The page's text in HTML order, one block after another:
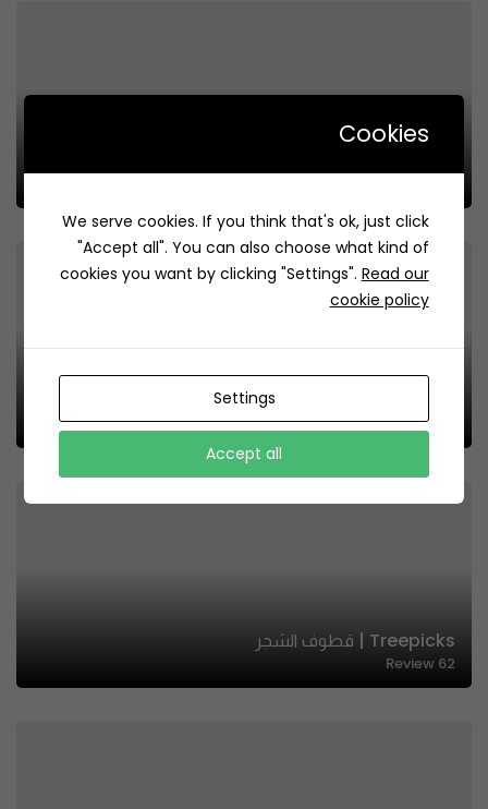
Review
Treepicks | قطوف الشجر
62
Review
Cookies
We serve cookies. If you think that's ok, just click
"Accept all". You can also choose what kind of
cookies you want by clicking "Settings". Read our
cookie policy
Settings
Accept all